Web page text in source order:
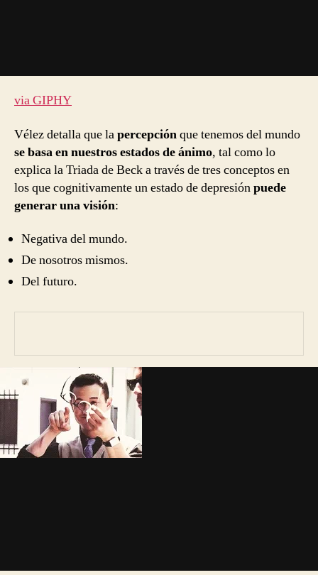
via GIPHY
Vélez detalla que lapercepciónque tenemos del mundo
se basa en nuestros estados de ánimo, tal como lo
explica la Triada de Beck a través de tres conceptos en
los que cognitivamente un estado de depresiónpuede
generar una visión:
Negativa del mundo.
De nosotros mismos.
Del futuro.